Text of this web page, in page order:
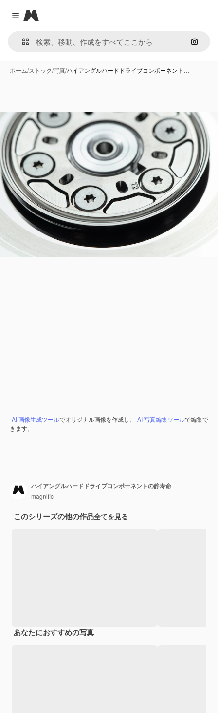
Close menu
Magnific
画像で
ホーム/ストック/写真/ハイアングルハードドライブコンポーネント…
AI 画像生成ツールでオリジナル画像を作成し、 AI 写真編集ツールで編集で
きます。
ハイアングルハードドライブコンポーネントの静寿命
magnific
このシリーズの他の作品全てを見る
あなたにおすすめの写真